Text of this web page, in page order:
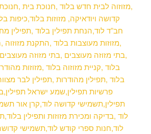
,מזוזוה לבית חדש בלוד ,חנוכת בית
קדושה ויודאיקה, מזוזות בלוד,כיפות
חב”ד לוד,הנחת תפילין בלוד ,תפילין
,מזוזות מעוצבות בלוד ,התקנת מזוזוה
,בתי מזוזה מעוצבים ,בתי מזוזה
בלוד ,קניית מזוזוה בלוד ,מזוזות
בלוד ,תפילין מהודרות ,תפילין לבר
תפילין,תשמישי קדושה לוד,קרן אור
לוד ,בדיקה ומכירת מזוזות ותפילין
לוד,חנות ספרי קודש לוד,תשמישי